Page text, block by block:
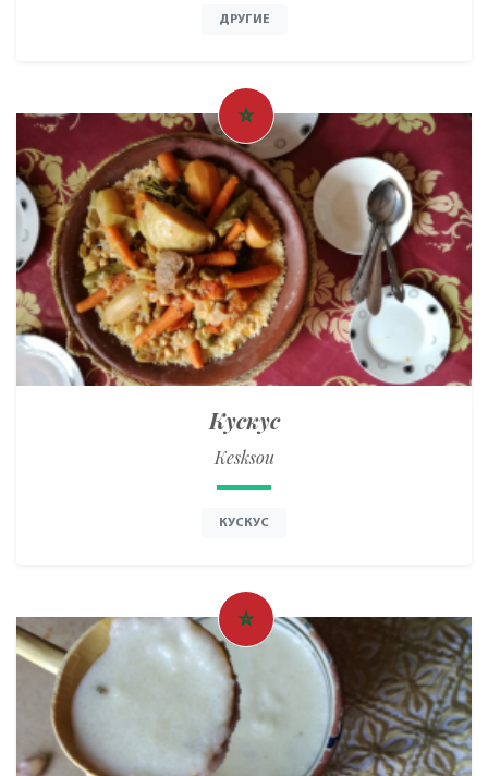
ДРУГИЕ
Кускус
Kesksou
КУСКУС